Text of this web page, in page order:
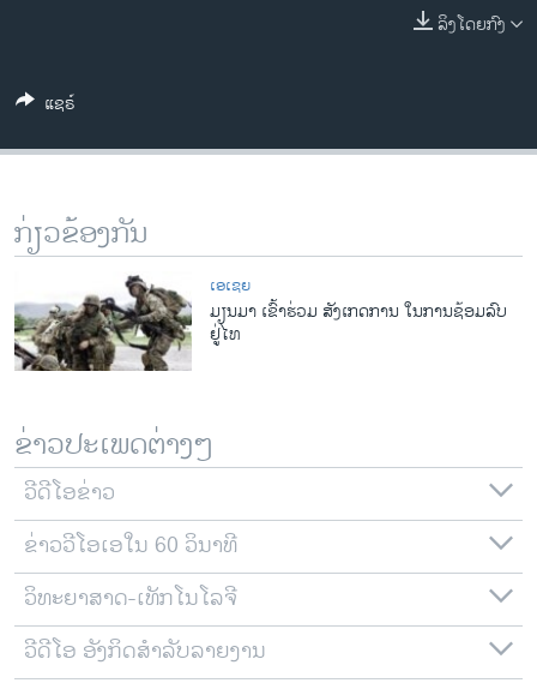
ວິທະຍາສາດ-ເທັກໂນໂລຈີ
ທຸລະກິດ
ວີດີໂອ
ລາຍການກະຈາຍສຽງ
ລາຍງານ
ຕິດຕາມພວກເຮົາ ທີ່
ພາສາຕ່າງໆ
ລິງໂດຍກົງ
ແຊຣ໌
ກ່ຽວຂ້ອງກັນ
ເອເຊຍ
ມຽນມາ ເຂົ້າຮ່ວມ ສັງເກດການ ໃນການຊ້ອມລົບ
ຢູ່ໄທ
ຂ່າວປະເພດຕ່າງໆ
ວີດີໂອຂ່າວ
ຂ່າວວີໂອເອໃນ 60 ວິນາທີ
ວິທະຍາສາດ-ເທັກໂນໂລຈີ
ວີດີໂອ ອັງກິດສຳລັບລາຍງານ